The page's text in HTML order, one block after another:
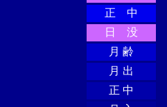
正 中
日 没
月 齢
月 出
正 中